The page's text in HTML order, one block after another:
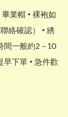
業帽 • 裸袍如
絡確認） • 綉
間一般約2－10
下單 • 急件歡